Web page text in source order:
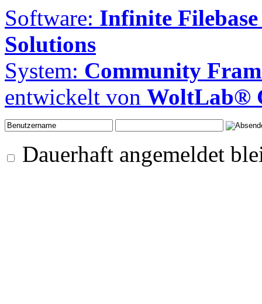
Software: Infinite Filebase
Solutions
System: Community
entwickelt von WoltLab®
Dauerhaft angemeldet